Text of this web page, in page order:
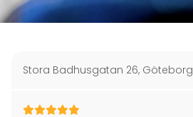
Stora Badhusgatan 26, Göteborg